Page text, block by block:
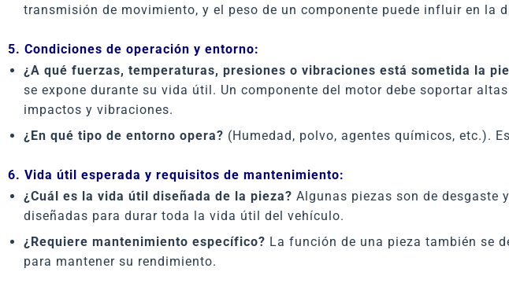
transmisión de movimiento, y el peso de un componente puede influir en la
5. Condiciones de operación y entorno:
¿A qué fuerzas, temperaturas, presiones o vibraciones está sometida la
se expone durante su vida útil. Un componente del motor debe soportar
impactos y vibraciones.
¿En qué tipo de entorno opera? (Humedad, polvo, agentes químicos, etc.).
6. Vida útil esperada y requisitos de mantenimiento:
¿Cuál es la vida útil diseñada de la pieza? Algunas piezas son de desgaste
diseñadas para durar toda la vida útil del vehículo.
¿Requiere mantenimiento específico? La función de una pieza también se
para mantener su rendimiento.